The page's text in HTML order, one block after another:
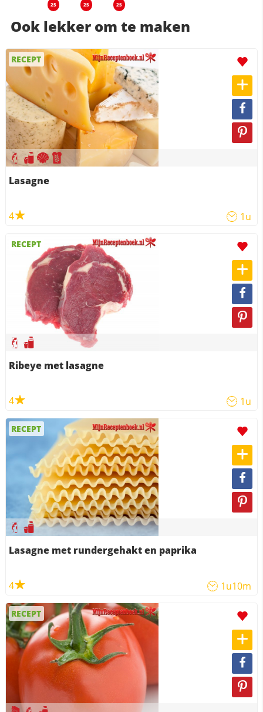
25 25 25
Ook lekker om te maken
RECEPT
Lasagne
4 1u
RECEPT
Ribeye met lasagne
4 1u
RECEPT
Lasagne met rundergehakt en paprika
4 1u10m
RECEPT